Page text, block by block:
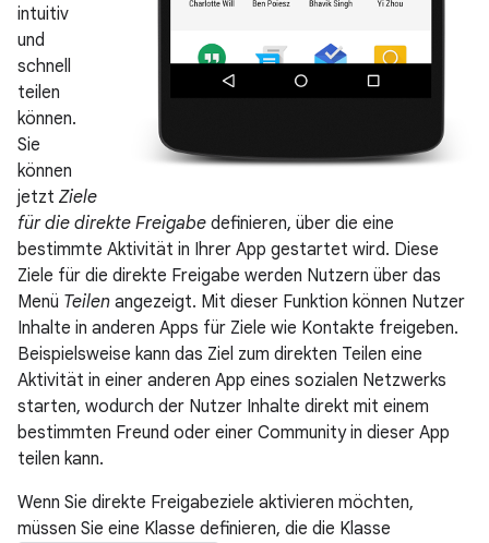
intuitiv
und
schnell
teilen
können.
Sie
können
jetzt Ziele
für die direkte Freigabe definieren, über die eine
bestimmte Aktivität in Ihrer App gestartet wird. Diese
Ziele für die direkte Freigabe werden Nutzern über das
Menü Teilen angezeigt. Mit dieser Funktion können Nutzer
Inhalte in anderen Apps für Ziele wie Kontakte freigeben.
Beispielsweise kann das Ziel zum direkten Teilen eine
Aktivität in einer anderen App eines sozialen Netzwerks
starten, wodurch der Nutzer Inhalte direkt mit einem
bestimmten Freund oder einer Community in dieser App
teilen kann.
Wenn Sie direkte Freigabeziele aktivieren möchten,
müssen Sie eine Klasse definieren, die die Klasse